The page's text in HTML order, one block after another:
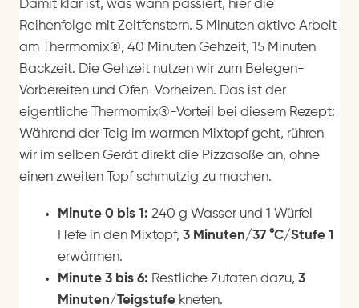
Damit klar ist, was wann passiert, hier die
Reihenfolge mit Zeitfenstern. 5 Minuten aktive Arbeit
am Thermomix®, 40 Minuten Gehzeit, 15 Minuten
Backzeit. Die Gehzeit nutzen wir zum Belegen-
Vorbereiten und Ofen-Vorheizen. Das ist der
eigentliche Thermomix®-Vorteil bei diesem Rezept:
Während der Teig im warmen Mixtopf geht, rühren
wir im selben Gerät direkt die Pizzasoße an, ohne
einen zweiten Topf schmutzig zu machen.
Minute 0 bis 1: 240 g Wasser und 1 Würfel
Hefe in den Mixtopf, 3 Minuten/37 °C/Stufe 1
erwärmen.
Minute 3 bis 6: Restliche Zutaten dazu, 3
Minuten/Teigstufe kneten.